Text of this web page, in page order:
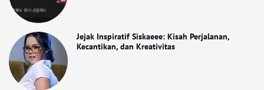
Jejak Inspiratif Siskaeee: Kisah Perjalanan,
Kecantikan, dan Kreativitas